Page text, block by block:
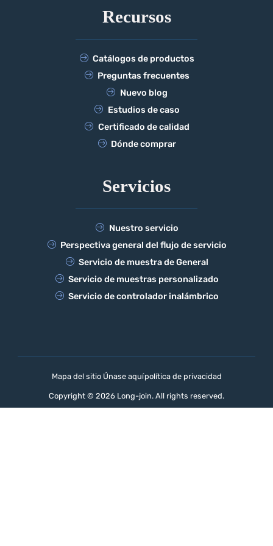
Recursos
Catálogos de productos
Preguntas frecuentes
Nuevo blog
Estudios de caso
Certificado de calidad
Dónde comprar
Servicios
Nuestro servicio
Perspectiva general del flujo de servicio
Servicio de muestra de General
Servicio de muestras personalizado
Servicio de controlador inalámbrico
Mapa del sitio Únase aquípolítica de privacidad
Copyright © 2026 Long-join. All rights reserved.